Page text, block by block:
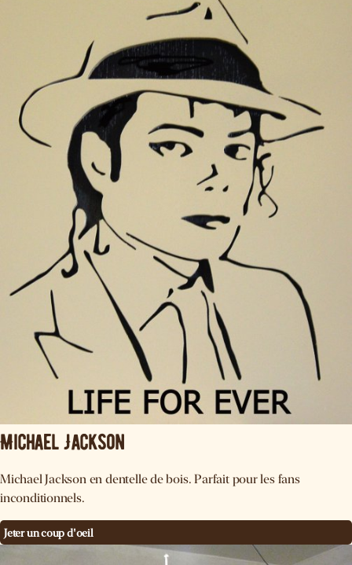
Michael Jackson
Michael Jackson en dentelle de bois. Parfait pour les fans
inconditionnels.
Jeter un coup d'oeil